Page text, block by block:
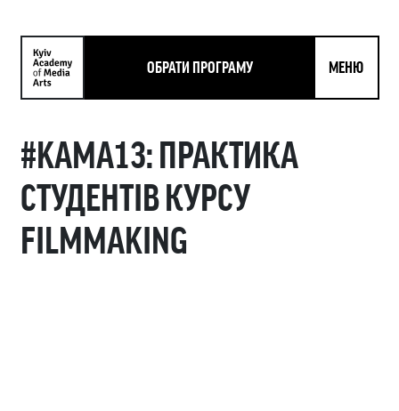
ОБРАТИ ПРОГРАМУ МЕНЮ
#KAMA13: ПРАКТИКА
СТУДЕНТІВ КУРСУ
FILMMAKING